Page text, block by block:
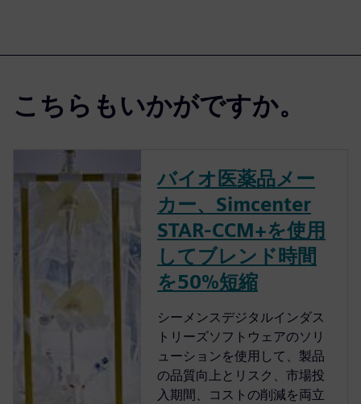
こちらもいかがですか。
バイオ医薬品メー
カー、Simcenter
STAR-CCM+を使用
してブレンド時間
を50%短縮
シーメンスデジタルインダス
トリーズソフトウェアのソリ
ューションを使用して、製品
の品質向上とリスク、市場投
入期間、コストの削減を両立